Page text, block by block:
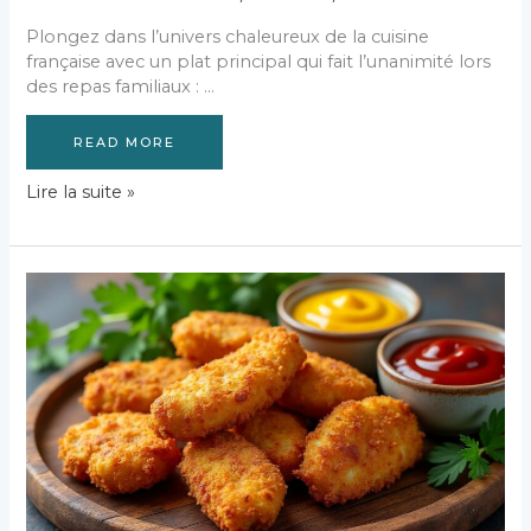
Plongez dans l’univers chaleureux de la cuisine
française avec un plat principal qui fait l’unanimité lors
des repas familiaux : …
READ MORE
Rouelle
porc
:
recette
facile
et
savoureuse
Lire la suite »